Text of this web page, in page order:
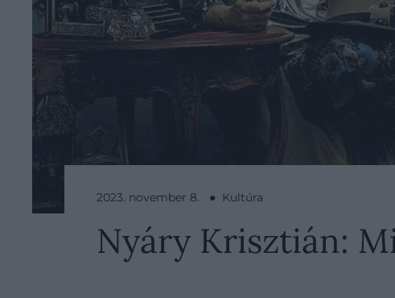
2023. november 8. ● Kultúra
Nyáry Krisztián: